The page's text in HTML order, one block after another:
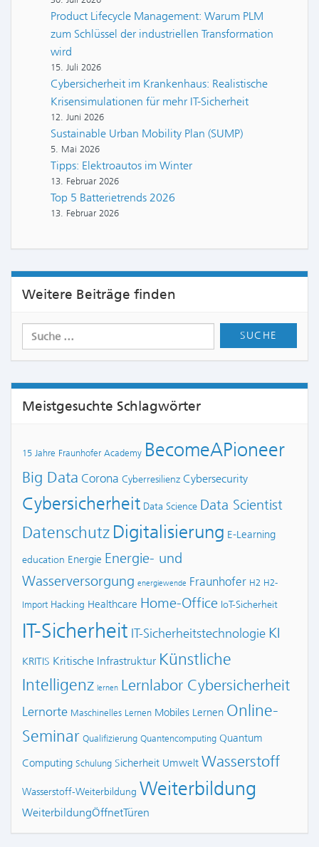
Product Lifecycle Management: Warum PLM
zum Schlüssel der industriellen Transformation
wird
15. Juli 2026
Cybersicherheit im Krankenhaus: Realistische
Krisensimulationen für mehr IT-Sicherheit
12. Juni 2026
Sustainable Urban Mobility Plan (SUMP)
5. Mai 2026
Tipps: Elektroautos im Winter
13. Februar 2026
Top 5 Batterietrends 2026
13. Februar 2026
Weitere Beiträge finden
Meistgesuchte Schlagwörter
15 Jahre Fraunhofer Academy BecomeAPioneer
Big Data Corona Cyberresilienz Cybersecurity
Cybersicherheit Data Science Data Scientist
Datenschutz Digitalisierung E-Learning
education Energie Energie- und
Wasserversorgung energiewende Fraunhofer H2 H2-
Import Hacking Healthcare Home-Office IoT-Sicherheit
IT-Sicherheit IT-Sicherheitstechnologie KI
KRITIS Kritische Infrastruktur Künstliche
Intelligenz lernen Lernlabor Cybersicherheit
Lernorte Maschinelles Lernen Mobiles Lernen Online-
Seminar Qualifizierung Quantencomputing Quantum
Computing Schulung Sicherheit Umwelt Wasserstoff
Wasserstoff-Weiterbildung Weiterbildung
WeiterbildungÖffnetTüren